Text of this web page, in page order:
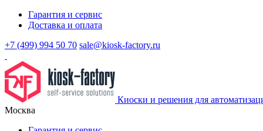
Гарантия и сервис
Доставка и оплата
+7 (499) 994 50 70 sale@kiosk-factory.ru
Киоски и решения для
Москва